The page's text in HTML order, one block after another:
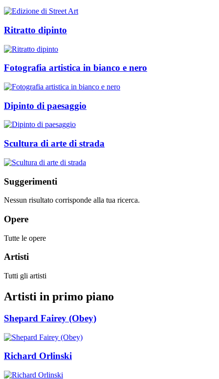
Ritratto dipinto
Fotografia artistica in bianco e nero
Dipinto di paesaggio
Scultura di arte di strada
Suggerimenti
Nessun risultato corrisponde alla tua ricerca.
Opere
Tutte le opere
Artisti
Tutti gli artisti
Artisti in primo piano
Shepard Fairey (Obey)
Richard Orlinski